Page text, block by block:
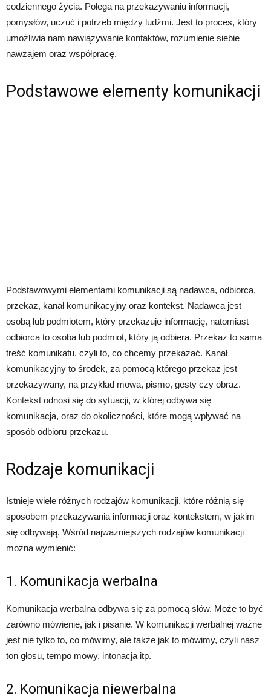
codziennego życia. Polega na przekazywaniu informacji,
pomysłów, uczuć i potrzeb między ludźmi. Jest to proces, który
umożliwia nam nawiązywanie kontaktów, rozumienie siebie
nawzajem oraz współpracę.
Podstawowe elementy komunikacji
Podstawowymi elementami komunikacji są nadawca, odbiorca,
przekaz, kanał komunikacyjny oraz kontekst. Nadawca jest
osobą lub podmiotem, który przekazuje informację, natomiast
odbiorca to osoba lub podmiot, który ją odbiera. Przekaz to sama
treść komunikatu, czyli to, co chcemy przekazać. Kanał
komunikacyjny to środek, za pomocą którego przekaz jest
przekazywany, na przykład mowa, pismo, gesty czy obraz.
Kontekst odnosi się do sytuacji, w której odbywa się
komunikacja, oraz do okoliczności, które mogą wpływać na
sposób odbioru przekazu.
Rodzaje komunikacji
Istnieje wiele różnych rodzajów komunikacji, które różnią się
sposobem przekazywania informacji oraz kontekstem, w jakim
się odbywają. Wśród najważniejszych rodzajów komunikacji
można wymienić:
1. Komunikacja werbalna
Komunikacja werbalna odbywa się za pomocą słów. Może to być
zarówno mówienie, jak i pisanie. W komunikacji werbalnej ważne
jest nie tylko to, co mówimy, ale także jak to mówimy, czyli nasz
ton głosu, tempo mowy, intonacja itp.
2. Komunikacja niewerbalna